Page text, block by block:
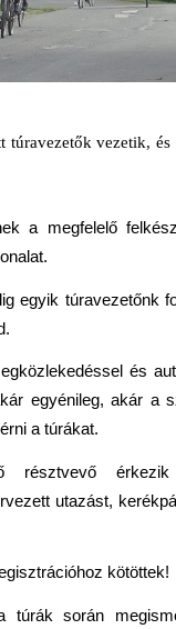
túravezetők vezetik,
a megfelelő
egyik túravezetőnk
és
egyénileg, akár a
a túrákat.
résztvevő
utazást,
kötöttek!
túrák során